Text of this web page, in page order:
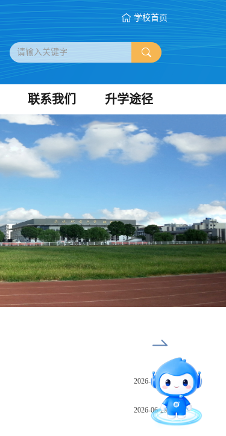
学校首页
联系我们 升学途径
2026-07-03
2026-06-29